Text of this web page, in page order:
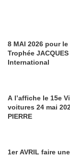
8 MAI 2026 pour
Trophée JACQUES
International
A l’affiche le 15e Vins et vieilles
voitures 24 mai 2026 ISLE SAINT
PIERRE
1er AVRIL faire